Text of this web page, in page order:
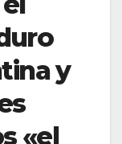
y
«el